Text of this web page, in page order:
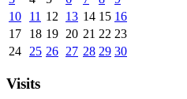
10
11 12 13 14 15 16
17
18 19 20 21 22 23
24
25 26 27 28 29 30
Visits